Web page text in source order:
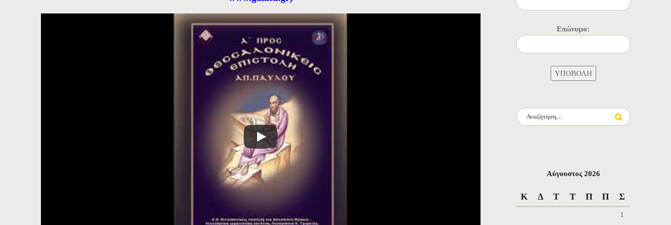
Επώνυμο:
Αναζήτηση για:
Αύγουστος 2026
Κ Δ Τ Τ Π Π Σ
1